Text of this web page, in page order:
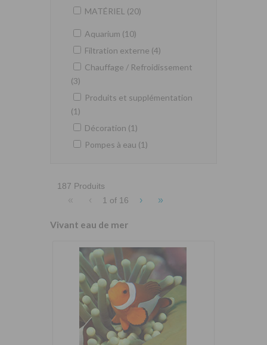
MATÉRIEL (20)
Aquarium (10)
Filtration externe (4)
Chauffage / Refroidissement
(3)
Produits et supplémentation
(1)
Décoration (1)
Pompes à eau (1)
187 Produits
« ‹ 1 of 16 › »
Vivant eau de mer